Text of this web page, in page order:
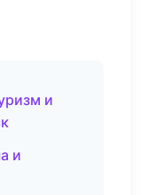
и
и